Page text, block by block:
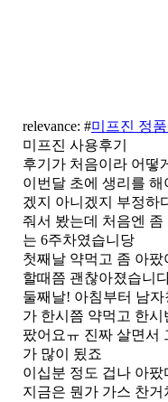
relevance: #미프진 정
미프진 사용후기
후기가 처음이라 어떻
이번달 초에 생리를
겠지 아니겠지 부정하
줘서 봤는데 처음엔
는 6주차였습니당
첫째날 약먹고 좀 아
할때쯤 괜찮아졌습니
둘째날! 아침부터 남
가 한시쯤 약먹고 한
팠어요ㅠ 진짜 살면서
가 많이 됬죠
이십분 정도 겁나 아
지금은 뭔가 가스 찬